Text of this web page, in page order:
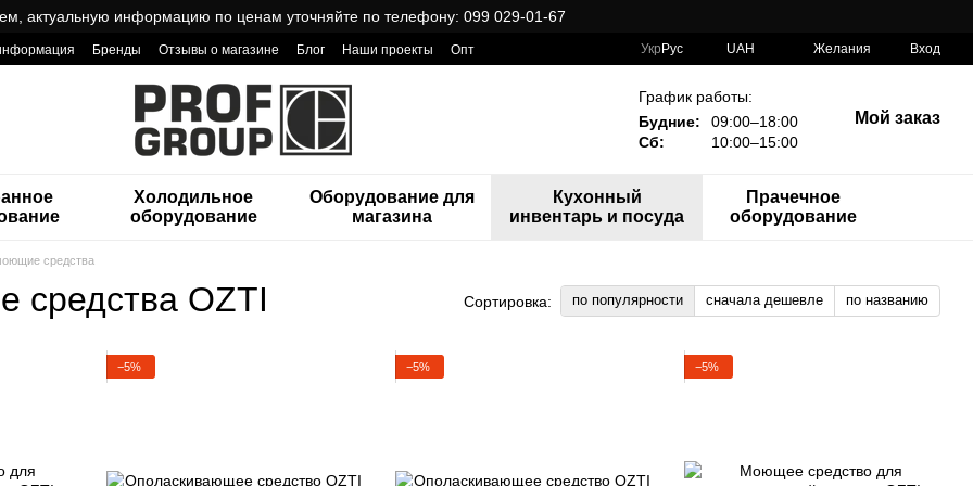
актуальную информацию по ценам уточняйте по телефону: 099 029-01-67
Бренды Отзывы о магазине Блог Наши проекты
Опт
Укр Рус UAH Желания Вход
График работы:
Будние:
09:00–18:00
Сб:
10:00–15:00
Мой заказ
Холодильное
оборудование
Оборудование для
магазина
Кухонный
инвентарь и посуда
Прачечное
оборудование
средства
OZTI Сортировка: по популярности сначала дешевле по названию
−5% −5% −5%